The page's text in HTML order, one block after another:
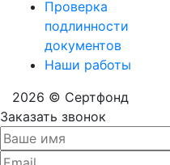
Проверка
подлинности
документов
Наши работы
2026 © Сертфонд
Заказать звонок